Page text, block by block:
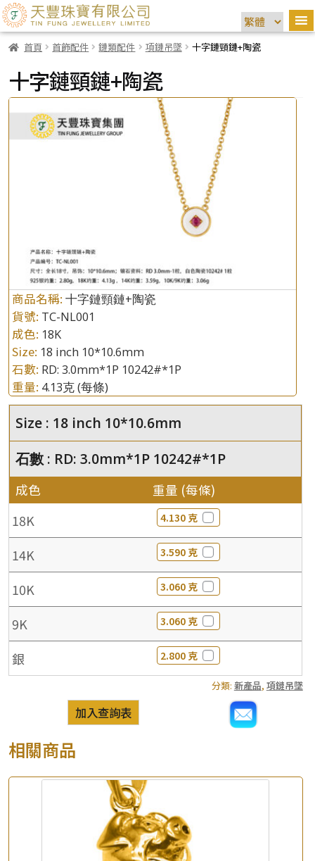
首頁 首飾配件 鏈類配件 項鏈吊墜 十字鏈頸鏈+陶瓷
十字鏈頸鏈+陶瓷
商品名稱: 十字鏈頸鏈+陶瓷
貨號: TC-NL001
成色: 18K
Size: 18 inch 10*10.6mm
石數: RD: 3.0mm*1P 10242#*1P
重量: 4.13克(每條)
Size : 18 inch 10*10.6mm
石數 : RD: 3.0mm*1P 10242#*1P
成色 重量 (每條)
18K 4.130 克
14K 3.590 克
10K 3.060 克
9K 3.060 克
銀 2.800 克
分類: 新產品, 項鏈吊墜
加入查詢表
相關商品